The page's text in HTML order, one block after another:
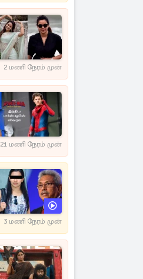
2 மணி நேரம் முன்
21 மணி நேரம் முன்
3 மணி நேரம் முன்